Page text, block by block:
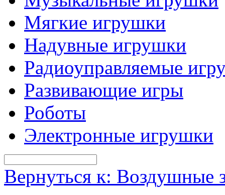
Мягкие игрушки
Надувные игрушки
Радиоуправляемые
Развивающие игры
Роботы
Электронные игрушки
Вернуться к: Воздушные